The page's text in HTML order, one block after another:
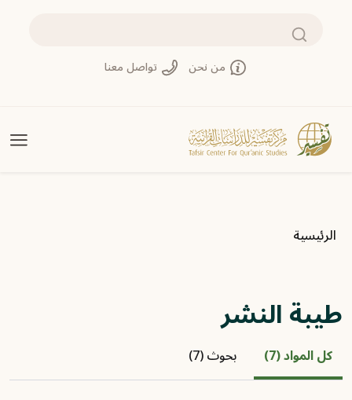
بحث
من نحن تواصل معنا
مسار التنقل
الرئيسية
طيبة النشر
كل المواد (7) بحوث (7)